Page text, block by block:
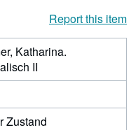
Report this item
Katharina.
II
Zustand